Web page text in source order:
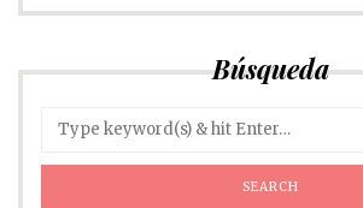
Búsqueda